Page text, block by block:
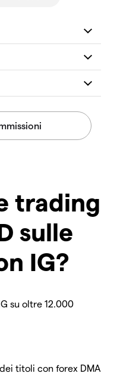
trading
sulle
IG?
su oltre 12.000
titoli con forex DMA